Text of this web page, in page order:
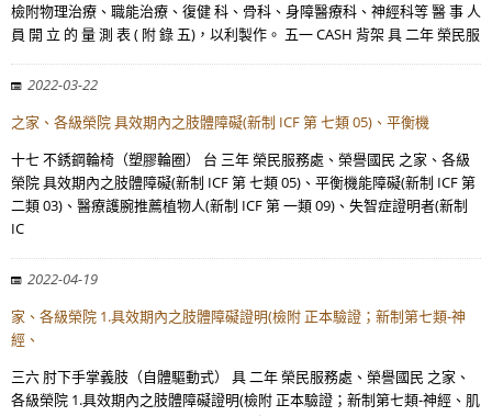
檢附物理治療、職能治療、復健 科、骨科、身障醫療科、神經科等 醫 事 人
員 開 立 的 量 測 表 ( 附 錄 五)，以利製作。 五一 CASH 背架 具 二年 榮民服
2022-03-22
之家、各級榮院 具效期內之肢體障礙(新制 ICF 第 七類 05)、平衡機
十七 不銹鋼輪椅（塑膠輪圈） 台 三年 榮民服務處、榮譽國民 之家、各級
榮院 具效期內之肢體障礙(新制 ICF 第 七類 05)、平衡機能障礙(新制 ICF 第
二類 03)、醫療護腕推薦植物人(新制 ICF 第 一類 09)、失智症證明者(新制
IC
2022-04-19
家、各級榮院 1.具效期內之肢體障礙證明(檢附 正本驗證；新制第七類-神
經、
三六 肘下手掌義肢（自體驅動式） 具 二年 榮民服務處、榮譽國民 之家、
各級榮院 1.具效期內之肢體障礙證明(檢附 正本驗證；新制第七類-神經、肌